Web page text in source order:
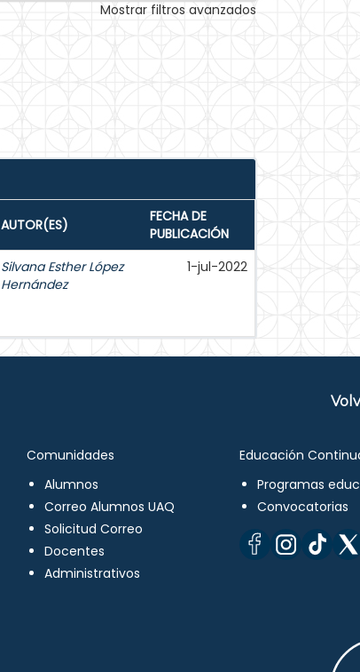
Mostrar filtros avanzados
AUTOR(ES)
FECHA DE
PUBLICACIÓN
Silvana Esther López
Hernández
1-jul-2022
Comunidades
Alumnos
Correo Alumnos UAQ
Solicitud Correo
Docentes
Administrativos
Educación
Programas
Convocatorias